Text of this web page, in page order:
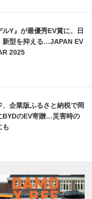
ルY』が最優秀EV賞に、日
新型を抑える…JAPAN EV
2025
、企業版ふるさと納税で岡
BYDのEV寄贈…災害時の
も